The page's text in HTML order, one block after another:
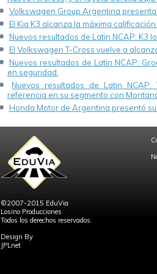
Volkswagen Group Argentina
El Kia K3 alcanza la máxima
Nuevos resultados de Latin NCAP: K3
El Volkswagen T-Cross vuelve a
Nuevos resultados de Latin NCAP:
en seguridad.
Nuevos resultados de Latin
referencia en su segmento con
Honda Motor de Argentina presentó
©2007-2015 EduVia
Losino Producciones
Todos los derechos reservados.
Design By
JPLnet